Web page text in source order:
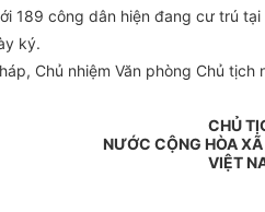
189 công dân hiện đang cư trú
ký.
Chủ nhiệm Văn phòng Chủ
CHỦ
NƯỚC CỘNG HÒA
VIỆT